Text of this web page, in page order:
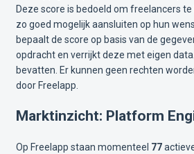
Deze score is bedoeld om freelancers
zo goed mogelijk aansluiten op hun
bepaalt de score op basis van de
opdracht en verrijkt deze met eigen
bevatten. Er kunnen geen rechten
door Freelapp.
Marktinzicht: Platform
Op Freelapp staan momenteel 77